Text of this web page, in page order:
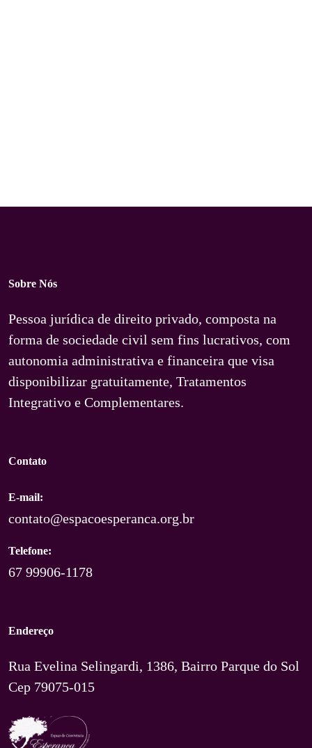
Sobre Nós
Pessoa jurídica de direito privado, composta na
forma de sociedade civil sem fins lucrativos, com
autonomia administrativa e financeira que visa
disponibilizar gratuitamente, Tratamentos
Integrativo e Complementares.
Contato
E-mail:
contato@espacoesperanca.org.br
Telefone:
67 99906-1178
Endereço
Rua Evelina Selingardi, 1386, Bairro Parque do Sol
Cep 79075-015